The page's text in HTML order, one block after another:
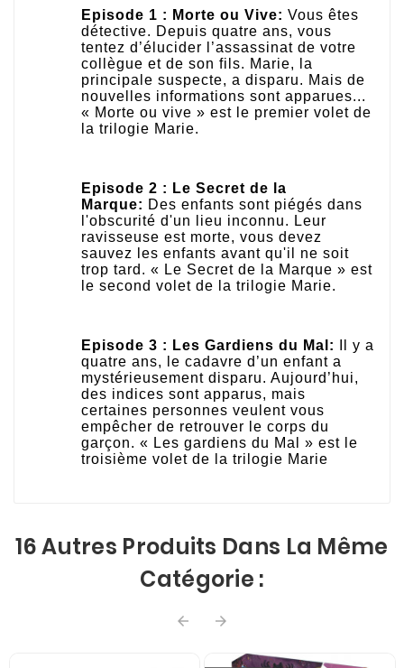
Episode 1 : Morte ou Vive: Vous êtes
détective. Depuis quatre ans, vous
tentez d’élucider l’assassinat de votre
collègue et de son fils. Marie, la
principale suspecte, a disparu. Mais de
nouvelles informations sont apparues...
« Morte ou vive » est le premier volet de
la trilogie Marie.
Episode 2 : Le Secret de la
Marque: Des enfants sont piégés dans
l'obscurité d'un lieu inconnu. Leur
ravisseuse est morte, vous devez
sauvez les enfants avant qu'il ne soit
trop tard. « Le Secret de la Marque » est
le second volet de la trilogie Marie.
Episode 3 : Les Gardiens du Mal:
Il y a
quatre ans, le cadavre d’un enfant a
mystérieusement disparu. Aujourd’hui,
des indices sont apparus, mais
certaines personnes veulent vous
empêcher de retrouver le corps du
garçon. « Les gardiens du Mal » est le
troisième volet de la trilogie Marie
16 Autres Produits Dans La Même
Catégorie :
 